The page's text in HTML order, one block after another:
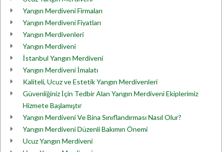
Yangın Merdiveni Firmaları
Yangın Merdiveni Fiyatları
Yangın Merdivenleri
Yangın Merdiveni
İstanbul Yangın Merdiveni
Yangın Merdiveni İmalatı
Kaliteli, Ucuz ve Estetik Yangın Merdivenleri
Güvenliğiniz İçin Tedbir Alan Yangın Merdiveni Ekiplerimiz
Hizmete Başlamıştır
Yangın Merdiveni Ve Bina Sınıflandırması Nasıl Olur?
Yangın Merdiveni Düzenli Bakımın Önemi
Ucuz Yangın Merdiveni